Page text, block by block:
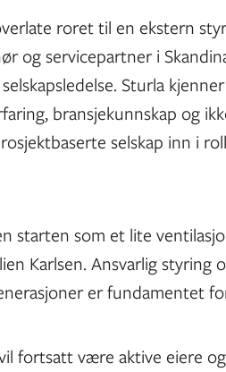
roret til en ekstern
og servicepartner i
Sturla
bransjekunnskap og
selskap inn i
starten som et lite
Karlsen. Ansvarlig styring
er fundamentet
fortsatt være aktive eiere